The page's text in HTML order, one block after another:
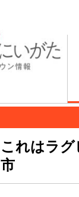
これはラ
市